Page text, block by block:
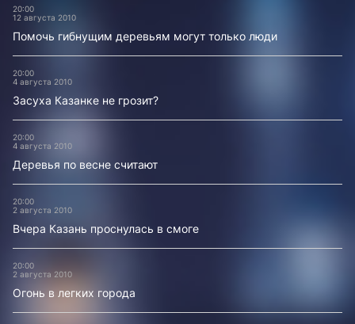
20:00
12 августа 2010
Помочь гибнущим деревьям могут только люди
20:00
4 августа 2010
Засуха Казанке не грозит?
20:00
4 августа 2010
Деревья по весне считают
20:00
2 августа 2010
Вчера Казань проснулась в смоге
20:00
2 августа 2010
Огонь в легких города